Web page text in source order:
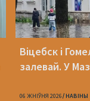
Віцебск і
залевай. У
06 ЖНІЎНЯ 2026 НАВІНЫ